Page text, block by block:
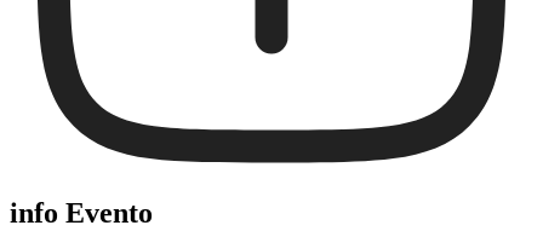
info Evento